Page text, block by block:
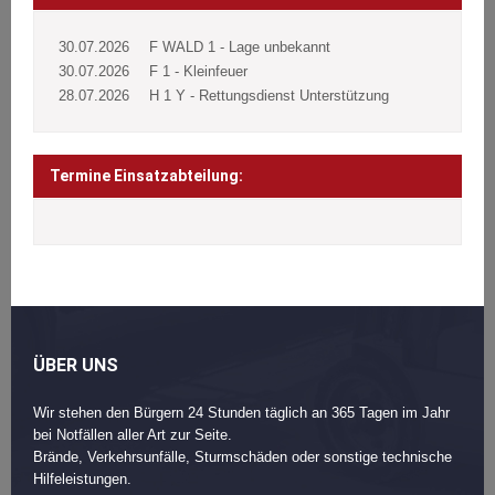
30.07.2026
F WALD 1 - Lage unbekannt
30.07.2026
F 1 - Kleinfeuer
28.07.2026
H 1 Y - Rettungsdienst Unterstützung
Termine Einsatzabteilung:
ÜBER UNS
Wir stehen den Bürgern 24 Stunden täglich an 365 Tagen im Jahr
bei Notfällen aller Art zur Seite.
Brände, Verkehrsunfälle, Sturmschäden oder sonstige technische
Hilfeleistungen.